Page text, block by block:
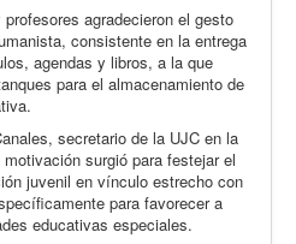
agradecieron el gesto
consistente en la entrega
agendas y libros, a la que
para el almacenamiento de
secretario de la UJC en la
surgió para festejar el
juvenil en vínculo estrecho con
para favorecer a
educativas especiales.